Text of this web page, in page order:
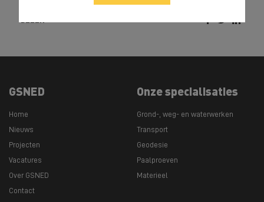
GSNED
Home
Nieuws
Projecten
Vacatures
Over GSNED
Contact
Onze specialisaties
Grond-, weg- en waterwerken
Transport
Geodesie
Paalproeven
Materieel